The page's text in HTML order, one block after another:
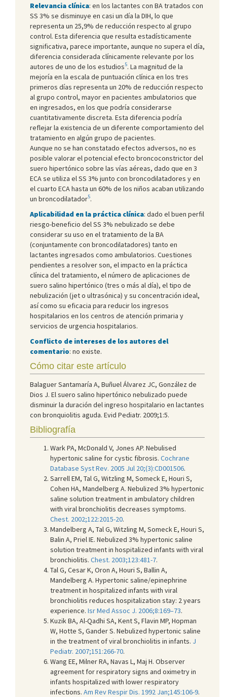
Relevancia clínica: en los lactantes con BA tratados con
SS 3% se disminuye en casi un día la DIH, lo que
representa un 25,9% de reducción respecto al grupo
control. Esta diferencia que resulta estadísticamente
significativa, parece importante, aunque no supera el día,
diferencia considerada clínicamente relevante por los
autores de uno de los estudios5. La magnitud de la
mejoría en la escala de puntuación clínica en los tres
primeros días representa un 20% de reducción respecto
al grupo control, mayor en pacientes ambulatorios que
en ingresados, en los que podría considerarse
cuantitativamente discreta. Esta diferencia podría
reflejar la existencia de un diferente comportamiento del
tratamiento en algún grupo de pacientes.
Aunque no se han constatado efectos adversos, no es
posible valorar el potencial efecto broncoconstrictor del
suero hipertónico sobre las vías aéreas, dado que en 3
ECA se utiliza el SS 3% junto con broncodilatadores y en
el cuarto ECA hasta un 60% de los niños acaban utilizando
un broncodilatador5.
Aplicabilidad en la práctica clínica: dado el buen perfil
riesgo-beneficio del SS 3% nebulizado se debe
considerar su uso en el tratamiento de la BA
(conjuntamente con broncodilatadores) tanto en
lactantes ingresados como ambulatorios. Cuestiones
pendientes a resolver son, el impacto en la práctica
clínica del tratamiento, el número de aplicaciones de
suero salino hipertónico (tres o más al día), el tipo de
nebulización (jet o ultrasónica) y su concentración ideal,
así como su eficacia para reducir los ingresos
hospitalarios en los centros de atención primaria y
servicios de urgencia hospitalarios.
Conflicto de intereses de los autores del
comentario: no existe.
Cómo citar este artículo
Balaguer Santamaría A, Buñuel Álvarez JC, González de
Dios J. El suero salino hipertónico nebulizado puede
disminuir la duración del ingreso hospitalario en lactantes
con bronquiolitis aguda. Evid Pediatr. 2009;1:5.
Bibliografía
Wark PA, McDonald V, Jones AP. Nebulised
hypertonic saline for cystic fibrosis. Cochrane
Database Syst Rev. 2005 Jul 20;(3):CD001506.
Sarrell EM, Tal G, Witzling M, Someck E, Houri S,
Cohen HA, Mandelberg A. Nebulized 3% hypertonic
saline solution treatment in ambulatory children
with viral bronchiolitis decreases symptoms.
Chest. 2002;122:2015-20.
Mandelberg A, Tal G, Witzling M, Someck E, Houri S,
Balin A, Priel IE. Nebulized 3% hypertonic saline
solution treatment in hospitalized infants with viral
bronchiolitis. Chest. 2003;123:481-7.
Tal G, Cesar K, Oron A, Houri S, Ballin A,
Mandelberg A. Hypertonic saline/epinephrine
treatment in hospitalized infants with viral
bronchiolitis reduces hospitalization stay: 2 years
experience. Isr Med Assoc J. 2006;8:169–73.
Kuzik BA, Al-Qadhi SA, Kent S, Flavin MP, Hopman
W, Hotte S, Gander S. Nebulized hypertonic saline
in the treatment of viral bronchiolitis in infants. J
Pediatr. 2007;151:266-70.
Wang EE, Milner RA, Navas L, Maj H. Observer
agreement for respiratory signs and oximetry in
infants hospitalized with lower respiratory
infections. Am Rev Respir Dis. 1992 Jan;145:106-9.